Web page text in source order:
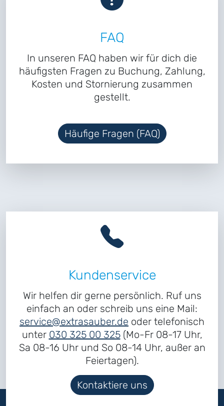
FAQ
In unseren FAQ haben wir für dich die
häufigsten Fragen zu Buchung, Zahlung,
Kosten und Stornierung zusammen
gestellt.
Häufige Fragen (FAQ)
Kundenservice
Wir helfen dir gerne persönlich. Ruf uns
einfach an oder schreib uns eine Mail:
service@extrasauber.de oder telefonisch
unter 030 325 00 325(Mo-Fr 08-17 Uhr,
Sa 08-16 Uhr und So 08-14 Uhr, außer an
Feiertagen).
Kontaktiere uns